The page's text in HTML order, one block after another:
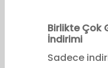
özen gösteren bir
diliyoruz. Bu
ve kolektif bir
hedefliyoruz.